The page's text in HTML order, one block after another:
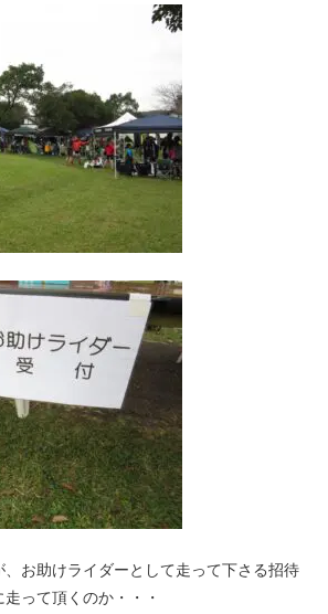
お助けライダーとして走って下さる招待
って頂くのか・・・